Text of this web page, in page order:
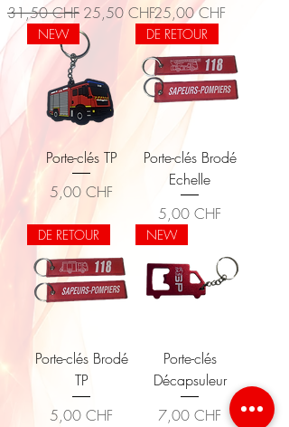
Prix original
31,50 CHF Prix promotionnel
25,50 CHFPrix
25,00 CHF
NEW
Porte-clés TP
Prix
5,00 CHF
DE RETOUR
Porte-clés Brodé
Echelle
Prix
5,00 CHF
DE RETOUR
Porte-clés Brodé
TP
Prix
5,00 CHF
NEW
Porte-clés
Décapsuleur
Prix
7,00 CHF